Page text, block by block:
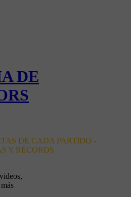
DE
DE CADA PARTIDO -
Y RÉCORDS